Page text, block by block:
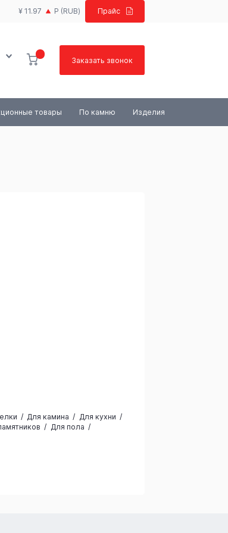
¥ 11.97 Р (RUB) Прайс
Заказать звонок
товары По камню Изделия
Для камина
Для кухни
Для пола